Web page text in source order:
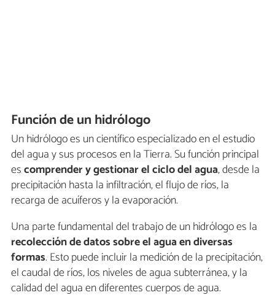
Función de un hidrólogo
Un hidrólogo es un científico especializado en el estudio
del agua y sus procesos en la Tierra. Su función principal
escomprender y gestionar el ciclo del agua, desde la
precipitación hasta la infiltración, el flujo de ríos, la
recarga de acuíferos y la evaporación.
Una parte fundamental del trabajo de un hidrólogo es la
recolección de datos sobre el agua en diversas
formas. Esto puede incluir la medición de la precipitación,
el caudal de ríos, los niveles de agua subterránea, y la
calidad del agua en diferentes cuerpos de agua.